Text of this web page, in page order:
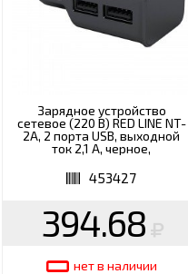
Зарядное устройство
сетевое (220 В) RED LINE NT-
2A, 2 порта USB, выходной
ток 2,1 А, черное,
453427
394.68
нет в наличии